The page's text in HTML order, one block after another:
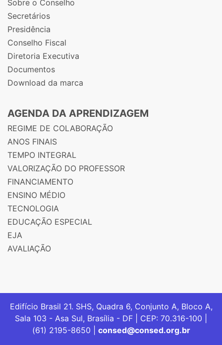
Sobre o Conselho
Secretários
Presidência
Conselho Fiscal
Diretoria Executiva
Documentos
Download da marca
AGENDA DA APRENDIZAGEM
REGIME DE COLABORAÇÃO
ANOS FINAIS
TEMPO INTEGRAL
VALORIZAÇÃO DO PROFESSOR
FINANCIAMENTO
ENSINO MÉDIO
TECNOLOGIA
EDUCAÇÃO ESPECIAL
EJA
AVALIAÇÃO
Edifício Brasil 21. SHS, Quadra 6, Conjunto A, Bloco A,
Sala 103 - Asa Sul, Brasília - DF | CEP: 70.316-100 |
(61) 2195-8650 | consed@consed.org.br